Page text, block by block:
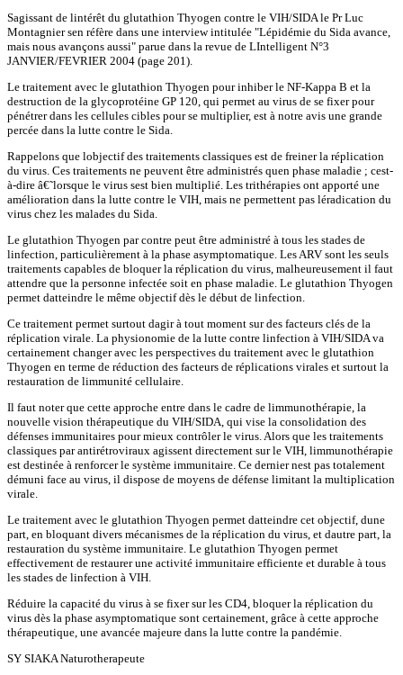
Sagissant de lintérêt du glutathion Thyogen contre le VIH/SIDA le Pr Luc
Montagnier sen réfère dans une interview intitulée "Lépidémie du Sida avance,
mais nous avançons aussi" parue dans la revue de LIntelligent N°3
JANVIER/FEVRIER 2004 (page 201).
Le traitement avec le glutathion Thyogen pour inhiber le NF-Kappa B et la
destruction de la glycoprotéine GP 120, qui permet au virus de se fixer pour
pénétrer dans les cellules cibles pour se multiplier, est à notre avis une grande
percée dans la lutte contre le Sida.
Rappelons que lobjectif des traitements classiques est de freiner la réplication
du virus. Ces traitements ne peuvent être administrés quen phase maladie ; cest-
à-dire â€˜lorsque le virus sest bien multiplié. Les trithérapies ont apporté une
amélioration dans la lutte contre le VIH, mais ne permettent pas léradication du
virus chez les malades du Sida.
Le glutathion Thyogen par contre peut être administré à tous les stades de
linfection, particulièrement à la phase asymptomatique. Les ARV sont les seuls
traitements capables de bloquer la réplication du virus, malheureusement il faut
attendre que la personne infectée soit en phase maladie. Le glutathion Thyogen
permet datteindre le même objectif dès le début de linfection.
Ce traitement permet surtout dagir à tout moment sur des facteurs clés de la
réplication virale. La physionomie de la lutte contre linfection à VIH/SIDA va
certainement changer avec les perspectives du traitement avec le glutathion
Thyogen en terme de réduction des facteurs de réplications virales et surtout la
restauration de limmunité cellulaire.
Il faut noter que cette approche entre dans le cadre de limmunothérapie, la
nouvelle vision thérapeutique du VIH/SIDA, qui vise la consolidation des
défenses immunitaires pour mieux contrôler le virus. Alors que les traitements
classiques par antirétroviraux agissent directement sur le VIH, limmunothérapie
est destinée à renforcer le système immunitaire. Ce dernier nest pas totalement
démuni face au virus, il dispose de moyens de défense limitant la multiplication
virale.
Le traitement avec le glutathion Thyogen permet datteindre cet objectif, dune
part, en bloquant divers mécanismes de la réplication du virus, et dautre part, la
restauration du système immunitaire. Le glutathion Thyogen permet
effectivement de restaurer une activité immunitaire efficiente et durable à tous
les stades de linfection à VIH.
Réduire la capacité du virus à se fixer sur les CD4, bloquer la réplication du
virus dès la phase asymptomatique sont certainement, grâce à cette approche
thérapeutique, une avancée majeure dans la lutte contre la pandémie.
SY SIAKA Naturotherapeute